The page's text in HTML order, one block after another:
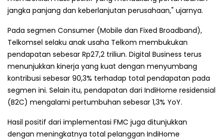
jangka panjang dan keberlanjutan perusahaan," ujarnya.
Pada segmen Consumer (Mobile dan Fixed Broadband),
Telkomsel selaku anak usaha Telkom membukukan
pendapatan sebesar Rp27,2 triliun. Digital Business terus
menunjukkan kinerja yang kuat dengan menyumbang
kontribusi sebesar 90,3% terhadap total pendapatan pada
segmen ini. Selain itu, pendapatan dari IndiHome residensial
(B2C) mengalami pertumbuhan sebesar 1,3% YoY.
Hasil positif dari implementasi FMC juga ditunjukkan
dengan meningkatnya total pelanggan IndiHome